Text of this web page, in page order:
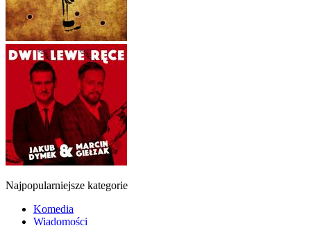
Najpopularniejsze kategorie
Komedia
Wiadomości